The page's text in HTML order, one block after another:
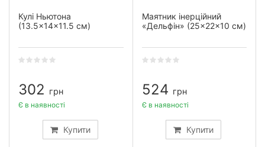
Кулі Ньютона
(13.5×14×11.5 см)
302 грн
Купити
Є в наявності
Маятник інерційний
«Дельфін» (25×22×10 см)
524 грн
Купити
Є в наявності